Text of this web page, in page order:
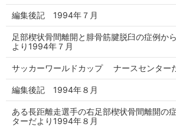
編集後記 1994年７月
足部楔状骨間離開と腓骨筋腱脱臼の症例
より1994年７月
サッカーワールドカップ ナースセンター
編集後記 1994年８月
ある長距離走選手の右足部楔状骨間離開
ターだより1994年８月